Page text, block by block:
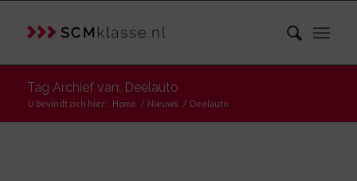
Tag Archief van: Deelauto
U bevindt zich hier: Home / Nieuws / Deelauto